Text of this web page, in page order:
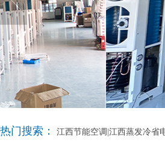
热门搜索： 江西节能空调|江西蒸发冷省